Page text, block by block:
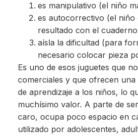
es manipulativo (el niño
es autocorrectivo (el niño
resultado con el
aísla la dificultad (para
necesario colocar pieza
Es uno de esos juguetes que
comerciales y que ofrecen una
de aprendizaje a los niños, lo
muchísimo valor. A parte de
caro, ocupa poco espacio en
utilizado por adolescentes,